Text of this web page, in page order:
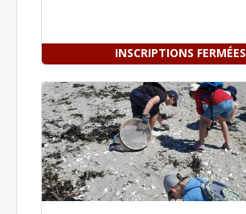
INSCRIPTIONS FERMÉES